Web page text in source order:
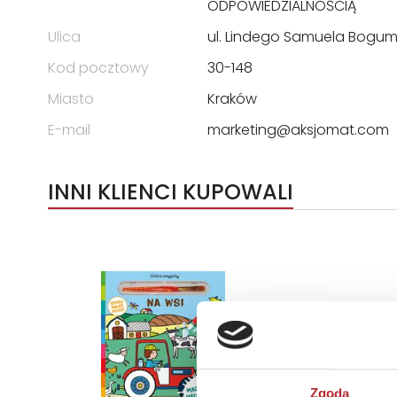
Zgoda
ODPOWIEDZIALNOŚCIĄ
Ulica
ul. Lindego Samuela
Kod pocztowy
30-148
Miasto
Kraków
E-mail
marketing@aksjomat.com
INNI KLIENCI KUPOWALI